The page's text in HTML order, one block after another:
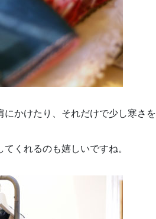
かけたり、それだけで少し寒さを
くれるのも嬉しいですね。